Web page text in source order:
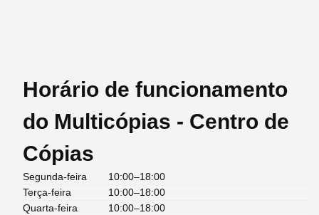
Horário de funcionamento
do Multicópias - Centro de
Cópias
Segunda-feira
10:00–18:00
Terça-feira
10:00–18:00
Quarta-feira
10:00–18:00